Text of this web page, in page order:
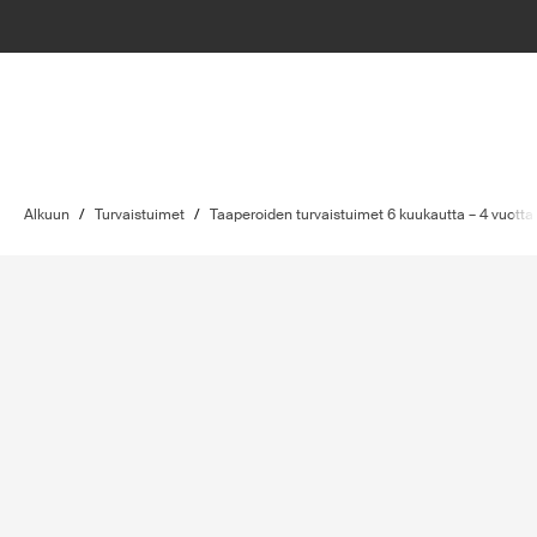
Alkuun / Turvaistuimet / Taaperoiden turvaistuimet 6 kuukautta – 4 vuotta